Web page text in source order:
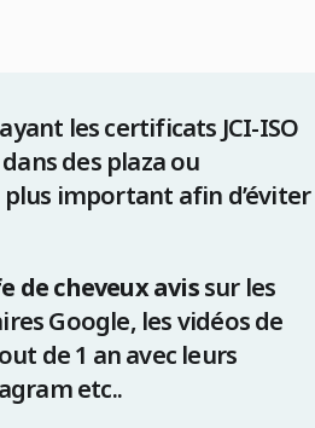
les certificats JCI-ISO
des plaza ou
important afin d’éviter
de cheveux avissur les
Google, les vidéos de
de 1 an avec leurs
etc..